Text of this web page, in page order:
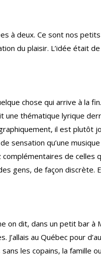
à deux. Ce sont nos
du plaisir. L’idée était
chose qui arrive à la
une thématique lyrique
il est plutôt
qu’une musique
de celles
gens, de façon discrète.
on dit, dans un petit bar à
au Québec pour
les copains, la famille